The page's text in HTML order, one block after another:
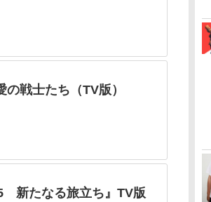
戦士たち（TV版）
新たなる旅立ち』TV版